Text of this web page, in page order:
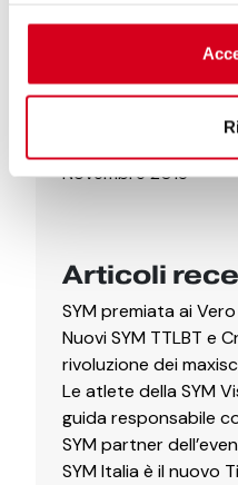
Gennaio 2020
Novembre 2018
Articoli
SYM premiata ai
Nuovi SYM TTLBT e
rivoluzione dei
Le atlete della SYM
guida responsabile
SYM partner
SYM Italia è il nuovo